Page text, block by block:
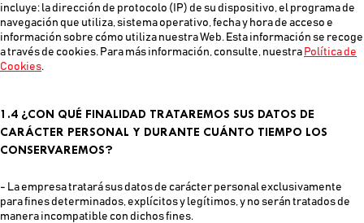
incluye: la dirección de protocolo (IP) de su dispositivo, el programa de
navegación que utiliza, sistema operativo, fecha y hora de acceso e
información sobre cómo utiliza nuestra Web. Esta información se recoge
a través de cookies. Para más información, consulte, nuestra Política de
Cookies.
1.4 ¿CON QUÉ FINALIDAD TRATAREMOS SUS DATOS DE
CARÁCTER PERSONAL Y DURANTE CUÁNTO TIEMPO LOS
CONSERVAREMOS?
- La empresa tratará sus datos de carácter personal exclusivamente
para fines determinados, explícitos y legítimos, y no serán tratados de
manera incompatible con dichos fines.